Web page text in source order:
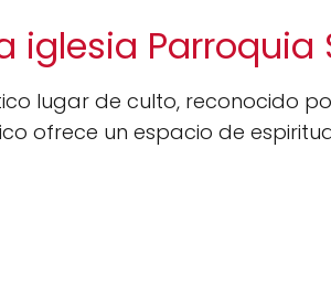
iglesia Parroquia
lugar de culto, reconocido
ofrece un espacio de